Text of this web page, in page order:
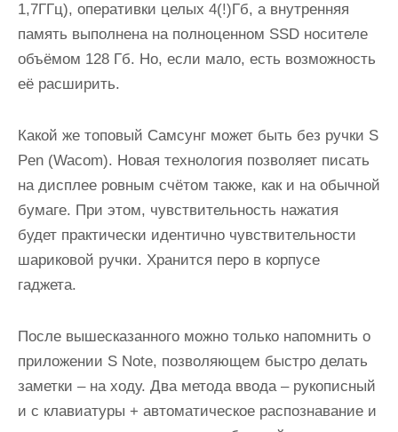
1,7ГГц), оперативки целых 4(!)Гб, а внутренняя
память выполнена на полноценном SSD носителе
объёмом 128 Гб. Но, если мало, есть возможность
её расширить.
Какой же топовый Самсунг может быть без ручки S
Pen (Wacom). Новая технология позволяет писать
на дисплее ровным счётом также, как и на обычной
бумаге. При этом, чувствительность нажатия
будет практически идентично чувствительности
шариковой ручки. Хранится перо в корпусе
гаджета.
После вышесказанного можно только напомнить о
приложении S Note, позволяющем быстро делать
заметки – на ходу. Два метода ввода – рукописный
и с клавиатуры + автоматическое распознавание и